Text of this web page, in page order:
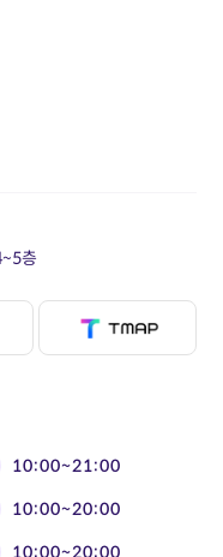
10:00~21:00
10:00~20:00
10:00~20:00
층